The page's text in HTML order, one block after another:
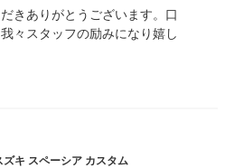
きありがとうございます。口
々スタッフの励みになり嬉し
おります。
キ スペーシア カスタム